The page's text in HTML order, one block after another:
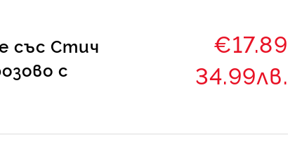
със Стич
с
€17.89
34.99лв.